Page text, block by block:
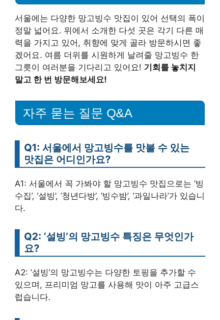
서울에는 다양한 망고빙수 맛집이 있어 선택의 폭이
정말 넓어요. 위에서 소개한 다섯 곳은 각기 다른 매
력을 가지고 있어, 취향에 맞게 골라 방문하시면 좋
겠어요. 여름 더위를 시원하게 날려줄 망고빙수 한
그릇이 여러분을 기다리고 있어요! 기회를 놓치지
말고 한 번 방문해보세요!
자주 묻는 질문 Q&A
Q1: 서울에서 망고빙수를 맛볼 수 있는
맛집은 어디인가요?
A1: 서울에서 꼭 가봐야 할 망고빙수 맛집으로는 ‘빙
수집’, ‘설빙’, ‘청년다방’, ‘빙수밤’, ‘과일나라’가 있습니
다.
Q2: ‘설빙’의 망고빙수 특징은 무엇인가
요?
A2: ‘설빙’의 망고빙수는 다양한 토핑을 추가할 수
있으며, 프리미엄 망고를 사용해 맛이 아주 고급스
럽습니다.